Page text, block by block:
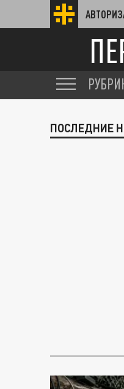
ПОСЛЕДНИЕ